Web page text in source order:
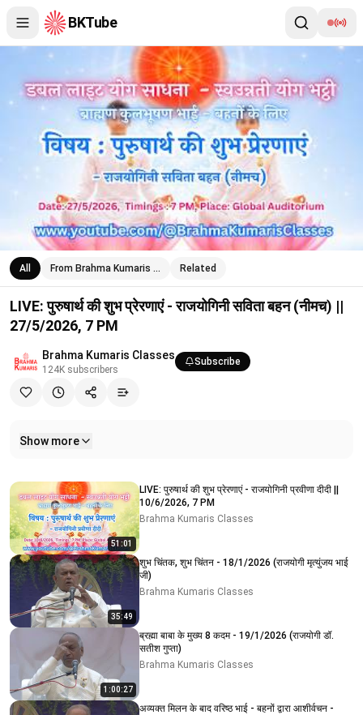
BKTube
LIVE: पुरुषार्थ की शुभ प्रेरणाएं - राजयोगिनी सविता बहन (नीमच) || 27/5/
All From Brahma Kumaris … Related
LIVE: पुरुषार्थ की शुभ प्रेरणाएं - राजयोगिनी सविता बहन (नीमच) ||
27/5/2026, 7 PM
Brahma Kumaris Classes
124K subscribers
Subscribe
Show more
Related videos
51:01
LIVE: पुरुषार्थ की शुभ प्रेरणाएं - राजयोगिनी प्रवीणा दीदी ||
10/6/2026, 7 PM
Brahma Kumaris Classes
35:49
शुभ चिंतक, शुभ चिंतन - 18/1/2026 (राजयोगी मृत्युंजय भाई
जी)
Brahma Kumaris Classes
1:00:27
ब्रह्मा बाबा के मुख्य 8 कदम - 19/1/2026 (राजयोगी डॉ.
सतीश गुप्ता)
Brahma Kumaris Classes
अव्यक्त मिलन के बाद वरिष्ठ भाई - बहनों द्वारा आशीर्वचन -